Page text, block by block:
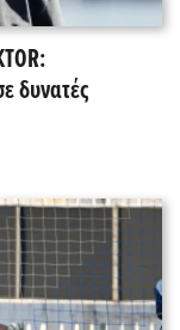
δυνατές